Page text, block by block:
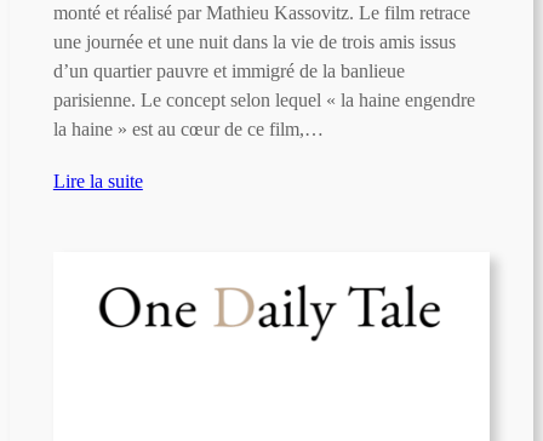
monté et réalisé par Mathieu Kassovitz. Le film retrace
une journée et une nuit dans la vie de trois amis issus
d’un quartier pauvre et immigré de la banlieue
parisienne. Le concept selon lequel « la haine engendre
la haine » est au cœur de ce film,…
Lire la suite